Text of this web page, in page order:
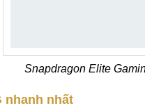
Snapdragon Elite
nhanh nhất